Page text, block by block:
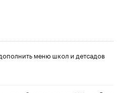
меню школ и детсадов